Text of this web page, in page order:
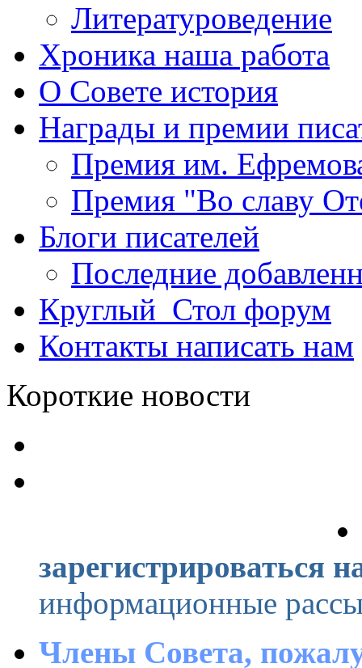
Литературоведение
Хроника наша работа
О Совете история
Награды и премии
Премия им.
Премия "Во славу
Блоги писателей
Последние
Круглый_Стол форум
Контакты написать нам
Короткие новости
зарегистрироваться
информационные
Члены Совета,